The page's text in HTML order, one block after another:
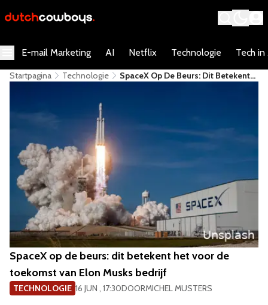
E-mail Marketing AI Netflix Technologie Tech in
Startpagina Technologie
SpaceX Op De Beurs: Dit Betekent
SpaceX op de beurs: dit betekent het voor de
toekomst van Elon Musks bedrijf
TECHNOLOGIE 16 JUN , 17:30DOORMICHEL MUSTERS